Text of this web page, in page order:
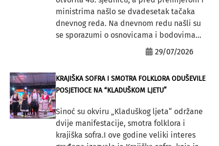
ministrima našlo se dvadesetak tačaka
dnevnog reda. Na dnevnom redu našli su
se sporazumi o osnovicama i bodovima...
29/07/2026
KRAJIŠKA SOFRA I SMOTRA FOLKLORA ODUŠEVILE
POSJETIOCE NA “KLADUŠKOM LJETU”
Sinoć su okviru „Kladuškog ljeta“ održane
dvije manifestacije, smotra folklora i
krajiška sofra.I ove godine veliki interes